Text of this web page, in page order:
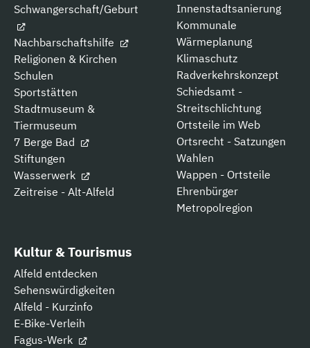
Schwangerschaft/Geburt
Nachbarschaftshilfe
Religionen & Kirchen
Schulen
Sportstätten
Stadtmuseum &
Tiermuseum
7 Berge Bad
Stiftungen
Wasserwerk
Zeitreise - Alt-Alfeld
Innenstadtsanierung
Kommunale
Wärmeplanung
Klimaschutz
Radverkehrskonzept
Schiedsamt -
Streitschlichtung
Ortsteile im Web
Ortsrecht - Satzungen
Wahlen
Wappen - Ortsteile
Ehrenbürger
Metropolregion
Kultur & Tourismus
Alfeld entdecken
Sehenswürdigkeiten
Alfeld - Kurzinfo
E-Bike-Verleih
Fagus-Werk